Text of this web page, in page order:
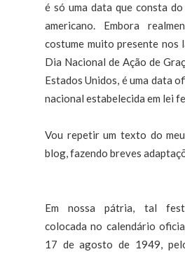
é só uma data que consta
americano. Embora
costume muito presente nos
Dia Nacional de Ação de
Estados Unidos, é uma data
nacional estabelecida em lei
Vou repetir um texto do
blog, fazendo breves
Em nossa pátria, tal
colocada no calendário
17 de agosto de 1949,